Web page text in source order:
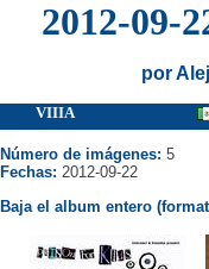
2012-09-
por
VIIIA
Número de imágenes: 5
Fechas: 2012-09-22
Baja el album entero